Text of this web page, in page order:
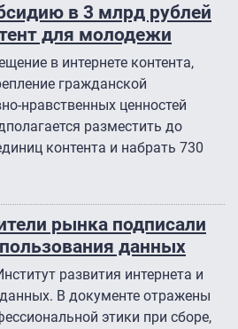
в 3 млрд рублей
для молодежи
в интернете контента,
гражданской
нравственных ценностей
разместить до
контента и набрать 730
рынка подписали
данных
развития интернета и
В документе отражены
этики при сборе,